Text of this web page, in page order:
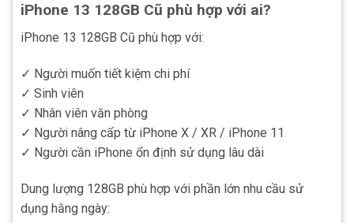
iPhone 13 128GB Cũ phù hợp với ai?
iPhone 13 128GB Cũ phù hợp với:
✓ Người muốn tiết kiệm chi phí
✓ Sinh viên
✓ Nhân viên văn phòng
✓ Người nâng cấp từ iPhone X / XR / iPhone 11
✓ Người cần iPhone ổn định sử dụng lâu dài
Dung lượng 128GB phù hợp với phần lớn nhu cầu sử
dụng hằng ngày: